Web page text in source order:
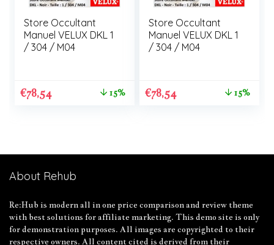
Store Occultant
Manuel VELUX DKL 1
/ 304 / M04
€78,54 15%
Store Occultant
Manuel VELUX DKL 1
/ 304 / M04
€78,54 15%
About Rehub
Re:Hub is modern all in one price comparison and review theme
with best solutions for affiliate marketing. This demo site is only
for demonstration purposes. All images are copyrighted to their
respective owners. All content cited is derived from their